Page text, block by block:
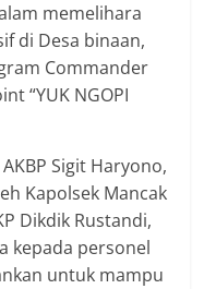
memelihara
di Desa binaan,
Commander
“YUK NGOPI
Sigit Haryono,
Kapolsek Mancak
Dikdik Rustandi,
kepada personel
untuk mampu